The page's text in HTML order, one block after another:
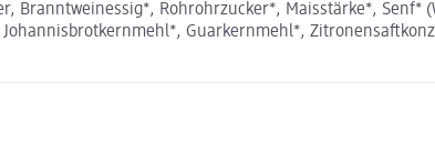
Branntweinessig*, Rohrohrzucker*, Maisstärke*, Senf*
Guarkernmehl*,